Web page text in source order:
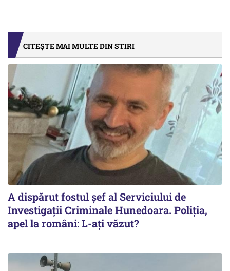
CITEȘTE MAI MULTE DIN STIRI
A dispărut fostul șef al Serviciului de
Investigații Criminale Hunedoara. Poliția,
apel la români: L-ați văzut?